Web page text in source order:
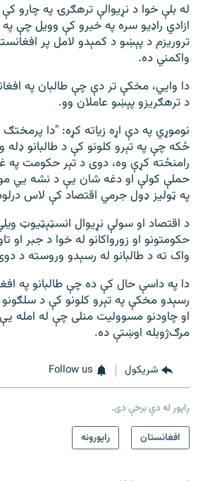
له بلې خوا د نړیوالې ترهګرۍ په چارو
ازادي راډیو سره په خبرو کې وویل چې
تروریزم د پېښو د کمېدو لامل پر
واکمني ده.
دا وايي، مخکې تر دې چې طالبان په
د ترهګریزو پېښو عاملان وو.
نوموړي په دې اړه زیاته کړه: "دا
ځکه چې په تېرو کلونو کې د طالبانو ډله
رامنځته کړې وه، دوی د تېر حکومت په
حملې کولې او دغه شان یې د نشه یي
په ټولیز ډول جرمي اقتصاد کې لاس
د اقتصاد او سولې نړیوال انسټېټيوټ
حکومتونو او زورواکانو له خوا د جبر او
واک ته د طالبانو له رسېدو وروسته د
دا په داسې حال کې ده چې طالبانو په
رسېدو مخکې په تېرو کلونو کې د سلګونو
او چاودنو مسوولیت منلی چې له امله یې
مرګ‌ژوبله اوښتې ده.
شريکول Follow us
راپور له دې برخې دی.
افغانستان
راپورونه